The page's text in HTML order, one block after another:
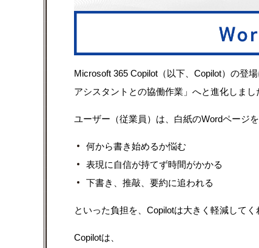
Microsoft 365 Copilot（以下、Copilot）の登
アシスタントとの協働作業」へと進化しまし
ユーザー（従業員）は、白紙のWordページ
何から書き始めるか悩む
表現に自信が持てず時間がかかる
下書き、推敲、要約に追われる
といった負担を、Copilotは大きく軽減してく
Copilotは、